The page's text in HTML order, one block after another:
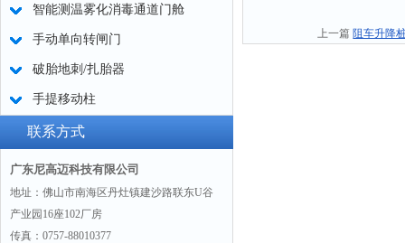
智能测温雾化消毒通道门舱
手动单向转闸门
破胎地刺/扎胎器
手提移动柱
联系方式
广东尼高迈科技有限公司
地址：佛山市南海区丹灶镇建沙路联东U谷
产业园16座102厂房
传真：0757-88010377
上一篇 阻车升降